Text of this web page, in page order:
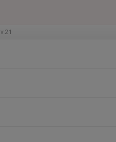
v.21